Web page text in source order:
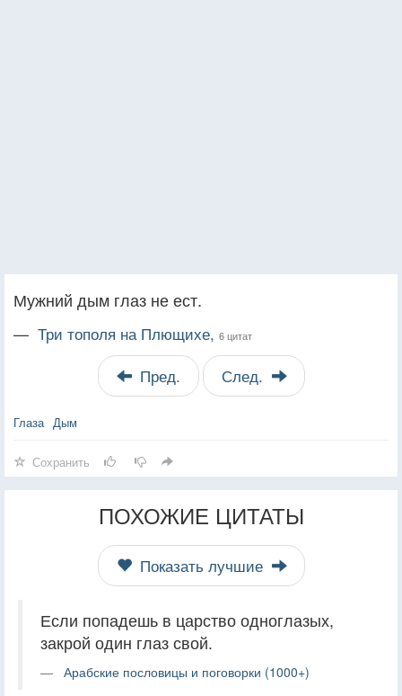
Мужний дым глаз не ест.
— Три тополя на Плющихе, 6 цитат
Пред. След.
Глаза Дым
Сохранить
ПОХОЖИЕ ЦИТАТЫ
Показать лучшие
Если попадешь в царство одноглазых,
закрой один глаз свой.
Арабские пословицы и поговорки (1000+)